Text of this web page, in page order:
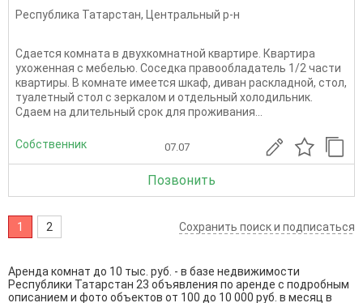
Республика Татарстан, Центральный р-н
Сдается комната в двухкомнатной квартире. Квартира
ухоженная с мебелью. Соседка правообладатель 1/2 части
квартиры. В комнате имеется шкаф, диван раскладной, стол,
туалетный стол с зеркалом и отдельный холодильник.
Сдаем на длительный срок для проживания...
Собственник 07.07
Позвонить
1 2 Сохранить поиск и подписаться
Аренда комнат до 10 тыс. руб. - в базе недвижимости
Республики Татарстан 23 объявления по аренде с подробным
описанием и фото объектов от 100 до 10 000 руб. в месяц в